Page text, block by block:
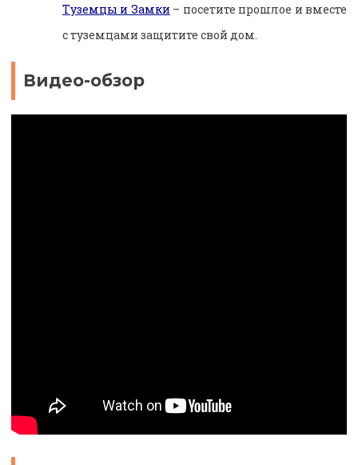
Туземцы и Замки – посетите прошлое и вместе
с туземцами защитите свой дом.
Видео-обзор